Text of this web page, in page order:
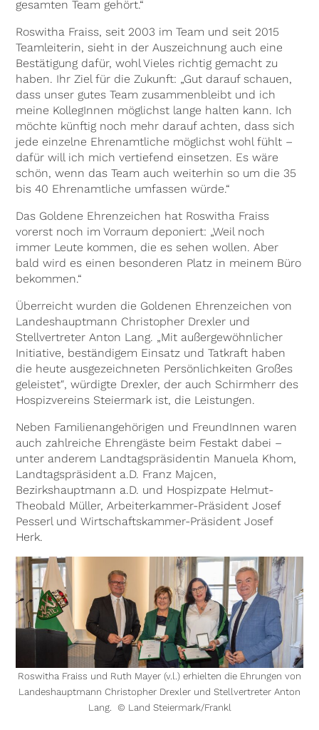
gesamten Team gehört.“
Roswitha Fraiss, seit 2003 im Team und seit 2015
Teamleiterin, sieht in der Auszeichnung auch eine
Bestätigung dafür, wohl Vieles richtig gemacht zu
haben. Ihr Ziel für die Zukunft: „Gut darauf schauen,
dass unser gutes Team zusammenbleibt und ich
meine KollegInnen möglichst lange halten kann. Ich
möchte künftig noch mehr darauf achten, dass sich
jede einzelne Ehrenamtliche möglichst wohl fühlt –
dafür will ich mich vertiefend einsetzen. Es wäre
schön, wenn das Team auch weiterhin so um die 35
bis 40 Ehrenamtliche umfassen würde.“
Das Goldene Ehrenzeichen hat Roswitha Fraiss
vorerst noch im Vorraum deponiert: „Weil noch
immer Leute kommen, die es sehen wollen. Aber
bald wird es einen besonderen Platz in meinem Büro
bekommen.“
Überreicht wurden die Goldenen Ehrenzeichen von
Landeshauptmann Christopher Drexler und
Stellvertreter Anton Lang. „Mit außergewöhnlicher
Initiative, beständigem Einsatz und Tatkraft haben
die heute ausgezeichneten Persönlichkeiten Großes
geleistet″, würdigte Drexler, der auch Schirmherr des
Hospizvereins Steiermark ist, die Leistungen.
Neben Familienangehörigen und FreundInnen waren
auch zahlreiche Ehrengäste beim Festakt dabei –
unter anderem Landtagspräsidentin Manuela Khom,
Landtagspräsident a.D. Franz Majcen,
Bezirkshauptmann a.D. und Hospizpate Helmut-
Theobald Müller, Arbeiterkammer-Präsident Josef
Pesserl und Wirtschaftskammer-Präsident Josef
Herk.
Roswitha Fraiss und Ruth Mayer (v.l.) erhielten die Ehrungen von
Landeshauptmann Christopher Drexler und Stellvertreter Anton
Lang. © Land Steiermark/Frankl